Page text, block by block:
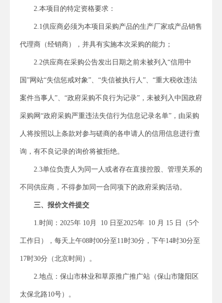
2.本项目的特定资格要求：
2.1供应商必须为本项目采购产品的生产厂家或产品销售
代理商（经销商），并具有实施本次采购的能力；
2.2供应商在采购公告发出日期之前未被列入“信用中
国”网站“失信惩戒对象”、“失信被执行人”、“重大税收违法
案件当事人”、“政府采购不良行为记录”，未被列入中国政府
采购网“政府采购严重违法失信行为信息记录名单”，由采购
人将按照以上条款对参与磋商的各申请人的信用信息进行查
询，有不良记录的询价将被拒绝。
2.3单位负责人为同一人或者存在直接控股、管理关系的
不同供应商，不得参加同一合同项下的政府采购活动。
三、 报价文件提交
1.时间：2025年 10 月 10 日至2025年 10 月 15 日（5个
工作日 ），每天上午08时00分至11时30分，下午14时30分至
17时30分（北京时间）。
2.地点： 保山市林业和草原推广推广站 （保山市隆阳区
太保北路10号）。